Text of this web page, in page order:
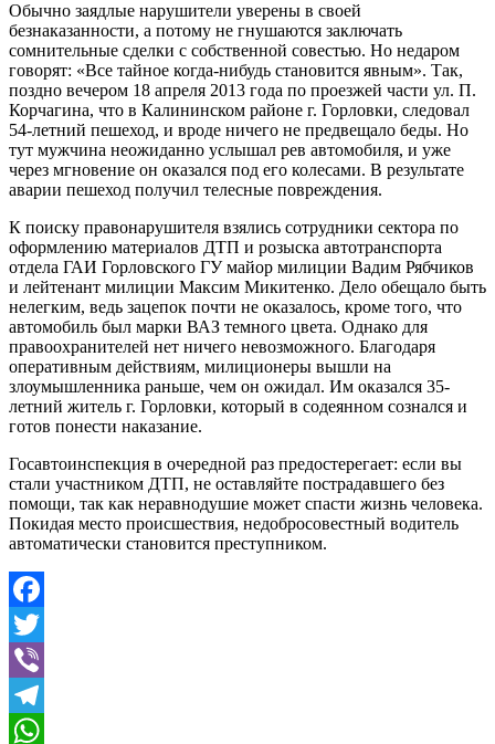
Обычно заядлые нарушители уверены в своей
безнаказанности, а потому не гнушаются заключать
сомнительные сделки с собственной совестью. Но недаром
говорят: «Все тайное когда-нибудь становится явным». Так,
поздно вечером 18 апреля 2013 года по проезжей части ул. П.
Корчагина, что в Калининском районе г. Горловки, следовал
54-летний пешеход, и вроде ничего не предвещало беды. Но
тут мужчина неожиданно услышал рев автомобиля, и уже
через мгновение он оказался под его колесами. В результате
аварии пешеход получил телесные повреждения.
К поиску правонарушителя взялись сотрудники сектора по
оформлению материалов ДТП и розыска автотранспорта
отдела ГАИ Горловского ГУ майор милиции Вадим Рябчиков
и лейтенант милиции Максим Микитенко. Дело обещало быть
нелегким, ведь зацепок почти не оказалось, кроме того, что
автомобиль был марки ВАЗ темного цвета. Однако для
правоохранителей нет ничего невозможного. Благодаря
оперативным действиям, милиционеры вышли на
злоумышленника раньше, чем он ожидал. Им оказался 35-
летний житель г. Горловки, который в содеянном сознался и
готов понести наказание.
Госавтоинспекция в очередной раз предостерегает: если вы
стали участником ДТП, не оставляйте пострадавшего без
помощи, так как неравнодушие может спасти жизнь человека.
Покидая место происшествия, недобросовестный водитель
автоматически становится преступником.
Facebook
Twitter
Viber
Telegram